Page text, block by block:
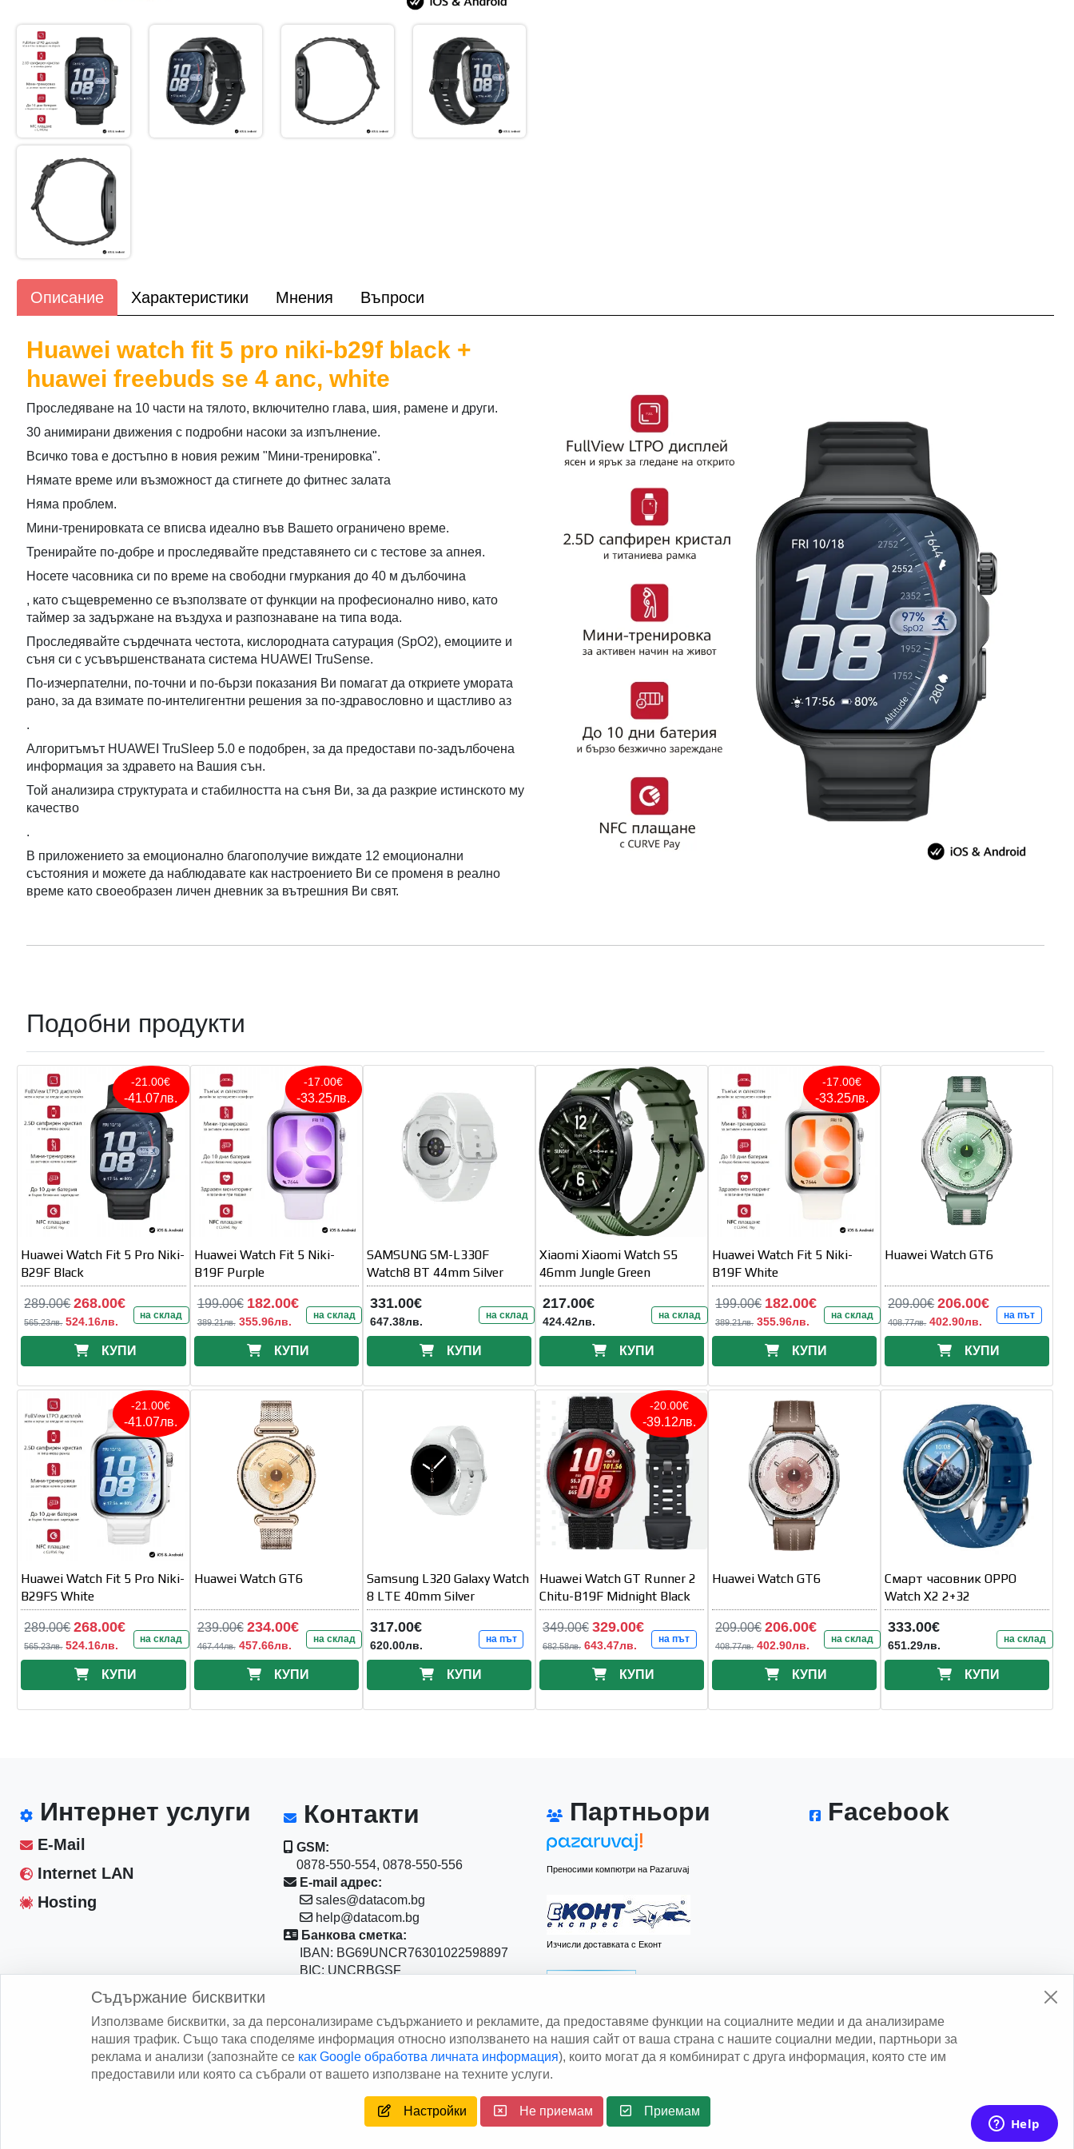
Описание Характеристики Мнения Въпроси
Huawei watch fit 5 pro niki-b29f black +
huawei freebuds se 4 anc, white
Проследяване на 10 части на тялото, включително глава, шия, рамене и други.
30 анимирани движения с подробни насоки за изпълнение.
Всичко това е достъпно в новия режим "Мини-тренировка".
Нямате време или възможност да стигнете до фитнес залата
Няма проблем.
Мини-тренировката се вписва идеално във Вашето ограничено време.
Тренирайте по-добре и проследявайте представянето си с тестове за апнея.
Носете часовника си по време на свободни гмуркания до 40 м дълбочина
, като същевременно се възползвате от функции на професионално ниво, като
таймер за задържане на въздуха и разпознаване на типа вода.
Проследявайте сърдечната честота, кислородната сатурация (SpO2), емоциите и
съня си с усъвършенстваната система HUAWEI TruSense.
По-изчерпателни, по-точни и по-бързи показания Ви помагат да откриете умората
рано, за да взимате по-интелигентни решения за по-здравословно и щастливо аз
.
Алгоритъмът HUAWEI TruSleep 5.0 е подобрен, за да предостави по-задълбочена
информация за здравето на Вашия сън.
Той анализира структурата и стабилността на съня Ви, за да разкрие истинското му
качество
.
В приложението за емоционално благополучие виждате 12 емоционални
състояния и можете да наблюдавате как настроението Ви се променя в реално
време като своеобразен личен дневник за вътрешния Ви свят.
Подобни продукти
-21.00€
-41.07лв.
Huawei Watch Fit 5 Pro Niki-
B29F Black
289.00€ 268.00€
565.23лв. 524.16лв. на склад
КУПИ
-17.00€
-33.25лв.
Huawei Watch Fit 5 Niki-
B19F Purple
199.00€ 182.00€
389.21лв. 355.96лв. на склад
КУПИ
SAMSUNG SM-L330F
Watch8 BT 44mm Silver
331.00€
647.38лв. на склад
КУПИ
Xiaomi Xiaomi Watch S5
46mm Jungle Green
217.00€
424.42лв. на склад
КУПИ
-17.00€
-33.25лв.
Huawei Watch Fit 5 Niki-
B19F White
199.00€ 182.00€
389.21лв. 355.96лв. на склад
КУПИ
Huawei Watch GT6
209.00€ 206.00€
408.77лв. 402.90лв. на път
КУПИ
-21.00€
-41.07лв.
Huawei Watch Fit 5 Pro Niki-
B29FS White
289.00€ 268.00€
565.23лв. 524.16лв. на склад
КУПИ
Huawei Watch GT6
239.00€ 234.00€
467.44лв. 457.66лв. на склад
КУПИ
Samsung L320 Galaxy Watch
8 LTE 40mm Silver
317.00€
620.00лв. на път
КУПИ
-20.00€
-39.12лв.
Huawei Watch GT Runner 2
Chitu-B19F Midnight Black
349.00€ 329.00€
682.58лв. 643.47лв. на път
КУПИ
Huawei Watch GT6
209.00€ 206.00€
408.77лв. 402.90лв. на склад
КУПИ
Смарт часовник OPPO
Watch X2 2+32
333.00€
651.29лв. на склад
КУПИ
Интернет услуги
E-Mail
Internet LAN
Hosting
Контакти
GSM:
0878-550-554, 0878-550-556
E-mail адрес:
sales@datacom.bg
help@datacom.bg
Банкова сметка:
IBAN: BG69UNCR76301022598897
BIC: UNCRBGSF
бул."Васил Левски" 111
Партньори
Преносими компютри на Pazaruvaj
Изчисли доставката с Еконт
Изчисли доставката със Спиди
Facebook
Съдържание бисквитки
Използваме бисквитки, за да персонализираме съдържанието и рекламите, да предоставяме функции на социалните медии и да анализираме
нашия трафик. Също така споделяме информация относно използването на нашия сайт от ваша страна с нашите социални медии, партньори за
реклама и анализи (запознайте се как Google обработва личната информация), които могат да я комбинират с друга информация, която сте им
предоставили или която са събрали от вашето използване на техните услуги.
Настройки Не приемам Приемам
Copyright © 2013 - 2026 Дейтаком ООДAuthor EAA. All rights reserved.